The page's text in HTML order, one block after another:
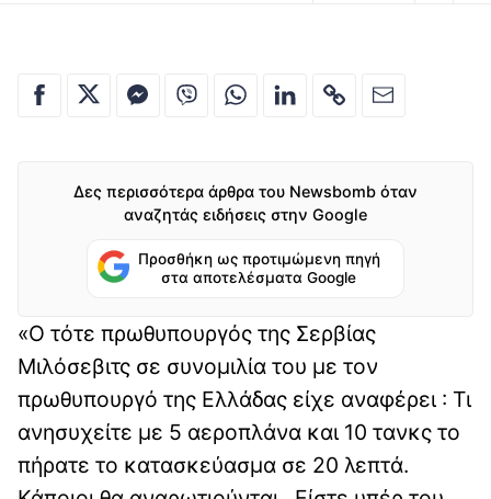
Δες περισσότερα άρθρα του Newsbomb όταν
αναζητάς ειδήσεις στην Google
Προσθήκη ως προτιμώμενη πηγή
στα αποτελέσματα Google
«Ο τότε πρωθυπουργός της Σερβίας
Μιλόσεβιτς σε συνομιλία του με τον
πρωθυπουργό της Ελλάδας είχε αναφέρει : Τι
ανησυχείτε με 5 αεροπλάνα και 10 τανκς το
πήρατε το κατασκεύασμα σε 20 λεπτά.